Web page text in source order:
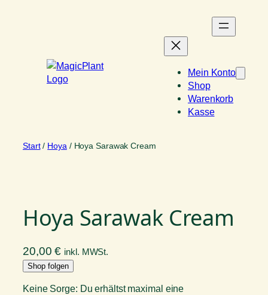
Mein Konto
Shop
Warenkorb
Kasse
Start/ Hoya / Hoya Sarawak Cream
Hoya Sarawak Cream
20,00€ inkl. MWSt.
Shop folgen
Keine Sorge: Du erhältst maximal eine